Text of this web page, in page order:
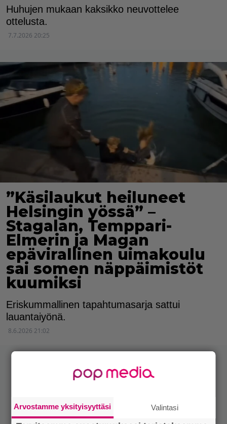
Huhujen mukaan kaksikko neuvottelee
ottelusta.
7.7.2026 20:25
”Käsilaukut heiluneet
Helsingin yössä” –
Stagalan, Temppari-
Elmerin ja Magan
epävirallinen uimakoulu
sai somen näppäimistöt
kuumiksi
Eriskummallinen tapahtumasarja sattui
lauantaiyönä.
8.6.2026 21:02
Arvostamme yksityisyyttäsi Valintasi